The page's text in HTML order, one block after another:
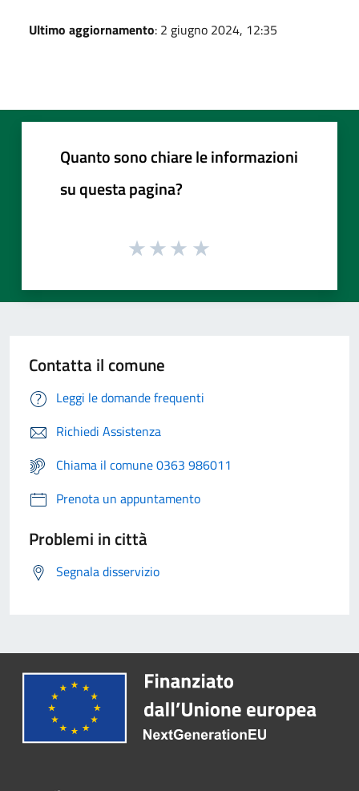
Ultimo aggiornamento: 2 giugno 2024, 12:35
Quanto sono chiare le informazioni
su questa pagina?
Contatta il comune
Leggi le domande frequenti
Richiedi Assistenza
Chiama il comune 0363 986011
Prenota un appuntamento
Problemi in città
Segnala disservizio